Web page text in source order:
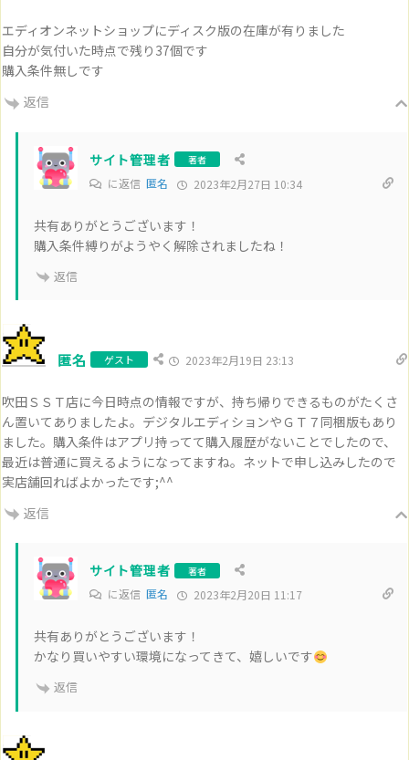
エディオンネットショップにディスク版の在庫が有りました
自分が気付いた時点で残り37個です
購入条件無しです
返信
サイト管理者 著者
に返信 匿名 2023年2月27日 10:34
共有ありがとうございます！
購入条件縛りがようやく解除されましたね！
返信
匿名 ゲスト 2023年2月19日 23:13
吹田ＳＳＴ店に今日時点の情報ですが、持ち帰りできるものがたくさ
ん置いてありましたよ。デジタルエディションやＧＴ７同梱版もあり
ました。購入条件はアプリ持ってて購入履歴がないことでしたので、
最近は普通に買えるようになってますね。ネットで申し込みしたので
実店舗回ればよかったです;^^
返信
サイト管理者 著者
に返信 匿名 2023年2月20日 11:17
共有ありがとうございます！
かなり買いやすい環境になってきて、嬉しいです
返信